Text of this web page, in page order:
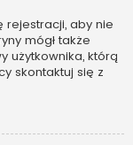
rejestracji, aby nie
mógł także
użytkownika, którą
skontaktuj się z